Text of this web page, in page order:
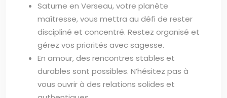
Saturne en Verseau, votre planète
maîtresse, vous mettra au défi de rester
discipliné et concentré. Restez organisé et
gérez vos priorités avec sagesse.
En amour, des rencontres stables et
durables sont possibles. N’hésitez pas à
vous ouvrir à des relations solides et